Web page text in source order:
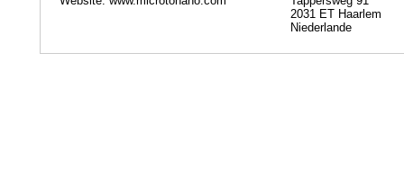
2031 ET Haarlem
Niederlande